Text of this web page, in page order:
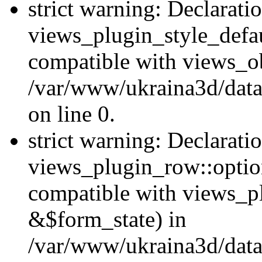
strict warning:
compatible with
/var/www/ukraina3d/
on line 0.
strict warning:
compatible with
&$form_state) in
/var/www/ukraina3d/